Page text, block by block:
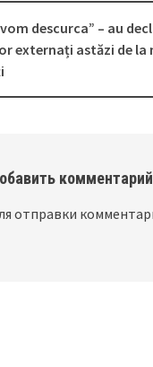
vom descurca” – au
externați astăzi de
комментарий
отправки